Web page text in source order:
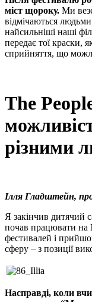
міст щороку. Ми
відмічаються
найсильніші наші
передає тої краски,
сприйняття, що
The
різними
Ілля Гладштейн,
Я закінчив дитячий
почав працювати на
фестивалей і
сферу – з позиції
Насправді, коли